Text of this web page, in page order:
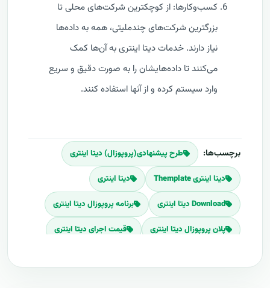
کسب‌وکارها: از کوچکترین شرکت‌های محلی تا
بزرگترین شرکت‌های چندملیتی، همه به داده‌ها
نیاز دارند. خدمات دیتا اینتری به آن‌ها کمک
می‌کنند تا داده‌هایشان را به صورت دقیق و سریع
وارد سیستم کرده و از آنها استفاده کنند.
برچسب‌ها: طرح پیشنهادی(پروپوزال) دیتا اینتری
دیتا اینتری Themplate دیتا اینتری
Download دیتا اینتری برنامه پروپوزال دیتا اینتری
پلان پروپوزال دیتا اینتری قیمت اجرای دیتا اینتری